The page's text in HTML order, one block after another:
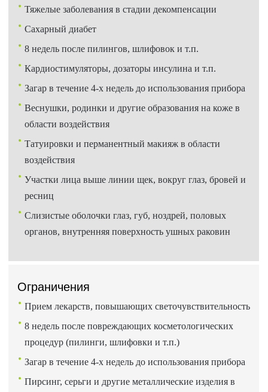
Тяжелые заболевания в стадии декомпенсации
Сахарный диабет
8 недель после пилингов, шлифовок и т.п.
Кардиостимуляторы, дозаторы инсулина и т.п.
Загар в течение 4-х недель до использования прибора
Веснушки, родинки и другие образования на коже в
области воздействия
Татуировки и перманентный макияж в области
воздействия
Участки лица выше линии щек, вокруг глаз, бровей и
ресниц
Слизистые оболочки глаз, губ, ноздрей, половых
органов, внутренняя поверхность ушных раковин
Ограничения
Прием лекарств, повышающих светочувствительность
8 недель после повреждающих косметологических
процедур (пилинги, шлифовки и т.п.)
Загар в течение 4-х недель до использования прибора
Пирсинг, серьги и другие металлические изделия в